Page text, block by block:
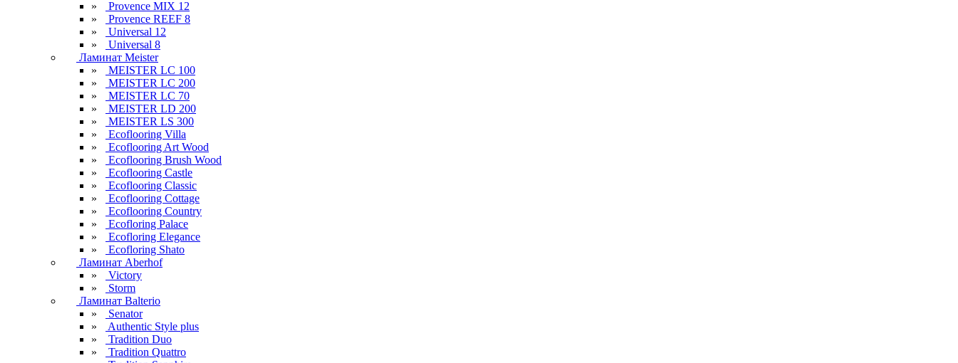
»
Provence MIX 12
»
Provence REEF 8
»
Universal 12
»
Universal 8
Ламинат Meister
»
MEISTER LC 100
»
MEISTER LC 200
»
MEISTER LC 70
»
MEISTER LD 200
»
MEISTER LS 300
»
Ecoflooring Villa
»
Ecoflooring Art Wood
»
Ecoflooring Brush Wood
»
Ecoflooring Castle
»
Ecoflooring Classic
»
Ecoflooring Cottage
»
Ecoflooring Country
»
Ecofloring Palace
»
Ecofloring Elegance
»
Ecofloring Shato
Ламинат Aberhof
»
Victory
»
Storm
Ламинат Balterio
»
Senator
»
Authentic Style plus
»
Tradition Duo
»
Tradition Quattro